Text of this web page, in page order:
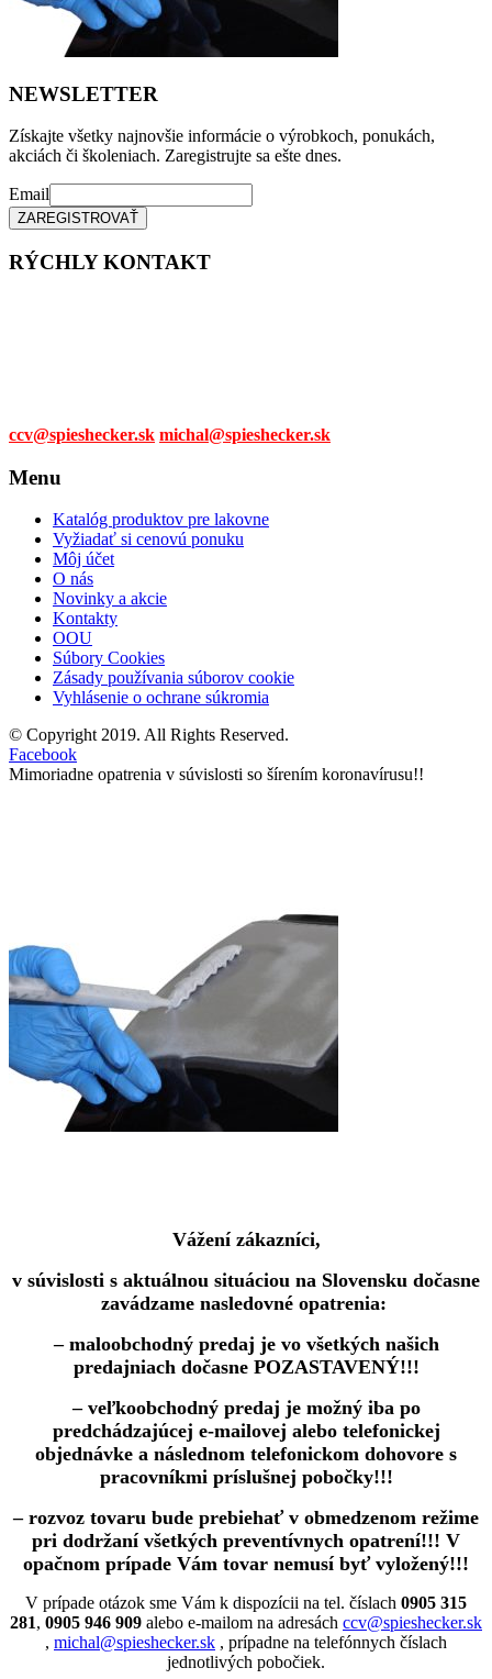
NEWSLETTER
Získajte všetky najnovšie informácie o výrobkoch, ponukách,
akciách či školeniach. Zaregistrujte sa ešte dnes.
Email
RÝCHLY KONTAKT
ccv@spieshecker.sk michal@spieshecker.sk
Menu
Katalóg produktov pre lakovne
Vyžiadať si cenovú ponuku
Môj účet
O nás
Novinky a akcie
Kontakty
OOU
Súbory Cookies
Zásady používania súborov cookie
Vyhlásenie o ochrane súkromia
© Copyright 2019. All Rights Reserved.
Facebook
Mimoriadne opatrenia v súvislosti so šírením koronavírusu!!
Vážení zákazníci,
v súvislosti s aktuálnou situáciou na Slovensku dočasne
zavádzame nasledovné opatrenia:
– maloobchodný predaj je vo všetkých našich
predajniach dočasne POZASTAVENÝ!!!
– veľkoobchodný predaj je možný iba po
predchádzajúcej e-mailovej alebo telefonickej
objednávke a následnom telefonickom dohovore s
pracovníkmi príslušnej pobočky!!!
– rozvoz tovaru bude prebiehať v obmedzenom režime
pri dodržaní všetkých preventívnych opatrení!!! V
opačnom prípade Vám tovar nemusí byť vyložený!!!
V prípade otázok sme Vám k dispozícii na tel. číslach 0905 315
281, 0905 946 909 alebo e-mailom na adresách ccv@spieshecker.sk
, michal@spieshecker.sk , prípadne na telefónnych číslach
jednotlivých pobočiek.